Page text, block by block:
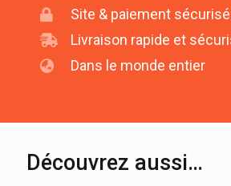
Site & paiement sécurisé
Livraison rapide et
Dans le monde entier
Découvrez aussi…